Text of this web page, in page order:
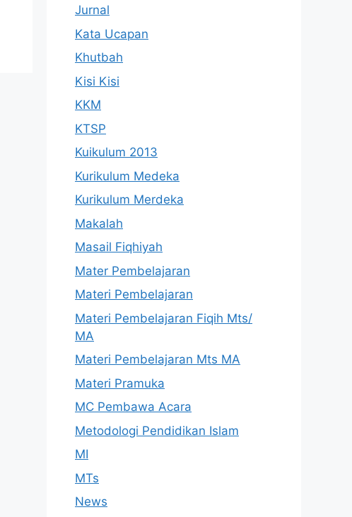
Jurnal
Kata Ucapan
Khutbah
Kisi Kisi
KKM
KTSP
Kuikulum 2013
Kurikulum Medeka
Kurikulum Merdeka
Makalah
Masail Fiqhiyah
Mater Pembelajaran
Materi Pembelajaran
Materi Pembelajaran Fiqih Mts/
MA
Materi Pembelajaran Mts MA
Materi Pramuka
MC Pembawa Acara
Metodologi Pendidikan Islam
MI
MTs
News